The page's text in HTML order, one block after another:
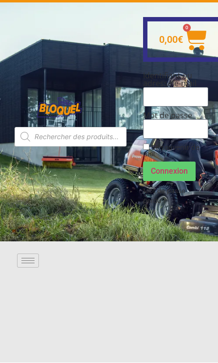
0,00€
0
Identifiant ou
adresse e-mail
Mot de passe
Se souvenir de
moi
Connexion
Mot de passe
perdu ?